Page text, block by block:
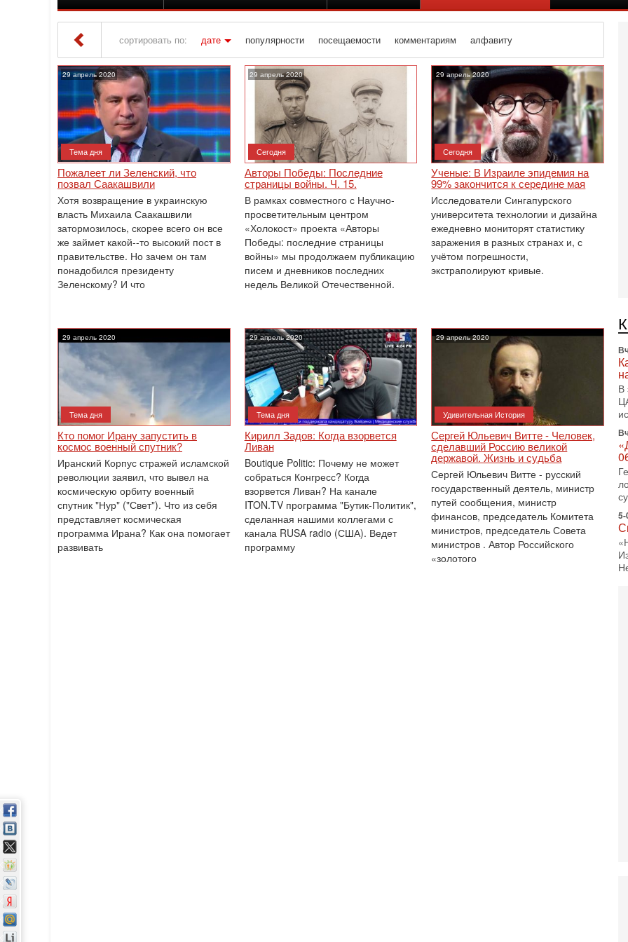
сортировать по: дате популярности посещаемости комментариям алфавиту
Iton TV» Материалы за 29.04.2020
29 апрель 2020
Тема дня
Пожалеет ли Зеленский, что
позвал Саакашвили
Хотя возвращение в украинскую
власть Михаила Саакашвили
затормозилось, скорее всего он все
же займет какой--то высокий пост в
правительстве. Но зачем он там
понадобился президенту
Зеленскому? И что
29 апрель 2020
Сегодня
Авторы Победы: Последние
страницы войны. Ч. 15.
В рамках совместного с Научно-
просветительным центром
«Холокост» проекта «Авторы
Победы: последние страницы
войны» мы продолжаем публикацию
писем и дневников последних
недель Великой Отечественной.
29 апрель 2020
Сегодня
Ученые: В Израиле эпидемия на
99% закончится к середине мая
Исследователи Сингапурского
университета технологии и дизайна
ежедневно мониторят статистику
заражения в разных странах и, с
учётом погрешности,
экстраполируют кривые.
29 апрель 2020
Тема дня
Кто помог Ирану запустить в
космос военный спутник?
Иранский Корпус стражей исламской
революции заявил, что вывел на
космическую орбиту военный
спутник "Нур" ("Свет"). Что из себя
представляет космическая
программа Ирана? Как она помогает
развивать
29 апрель 2020
Тема дня
Кирилл Задов: Когда взорвется
Ливан
Boutique Politic: Почему не может
собраться Конгресс? Когда
взорвется Ливан? На канале
ITON.TV программа "Бутик-Политик",
сделанная нашими коллегами с
канала RUSA radio (США). Ведет
программу
29 апрель 2020
Удивительная История
Сергей Юльевич Витте - Человек,
сделавший Россию великой
державой. Жизнь и судьба
Сергей Юльевич Витте - русский
государственный деятель, министр
путей сообщения, министр
финансов, председатель Комитета
министров, председатель Совета
министров . Автор Российского
«золотого
В
5-